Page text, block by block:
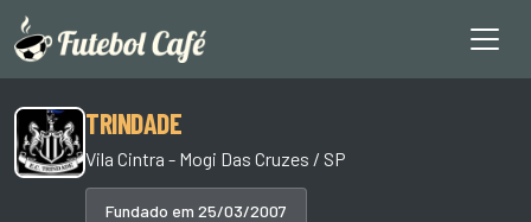
TRINDADE
Vila Cintra - Mogi Das Cruzes / SP
Fundado em 25/03/2007